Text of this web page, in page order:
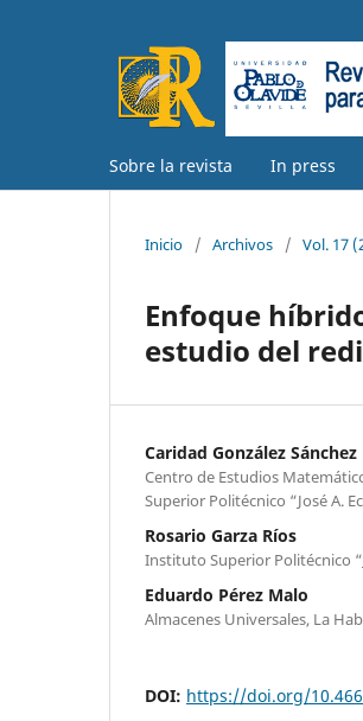
Sobre la revista In press
Inicio / Archivos / Vol. 17
Enfoque
estudio del
Caridad González Sánchez
Centro de Estudios
Superior Politécnico “José A.
Rosario Garza Ríos
Instituto Superior Politécnico
Eduardo Pérez Malo
Almacenes Universales, La
DOI: https://doi.org/